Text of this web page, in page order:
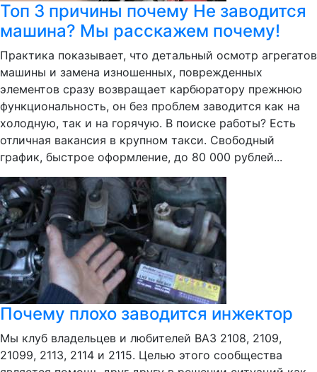
Топ 3 причины почему Не заводится
машина? Мы расскажем почему!
Практика показывает, что детальный осмотр агрегатов
машины и замена изношенных, поврежденных
элементов сразу возвращает карбюратору прежнюю
функциональность, он без проблем заводится как на
холодную, так и на горячую. В поиске работы? Есть
отличная вакансия в крупном такси. Свободный
график, быстрое оформление, до 80 000 рублей...
Почему плохо заводится инжектор
Мы клуб владельцев и любителей ВАЗ 2108, 2109,
21099, 2113, 2114 и 2115. Целью этого сообщества